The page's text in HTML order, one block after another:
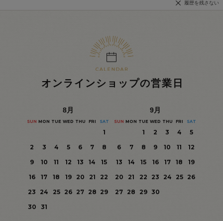
履歴を残さない
オンラインショップの営業日
8月
SUN MON TUE WED THU FRI SAT
1
2
3 4 5 6 7
8
9
10 11 12 13 14
15
16
17 18 19 20 21
22
23
24 25 26 27 28 29
30
31
9月
SUN MON TUE WED THU FRI SAT
1 2 3 4
5
6
7 8 9 10 11
12
13
14 15 16 17 18
19
20
21 22 23 24 25
26
27 28 29 30